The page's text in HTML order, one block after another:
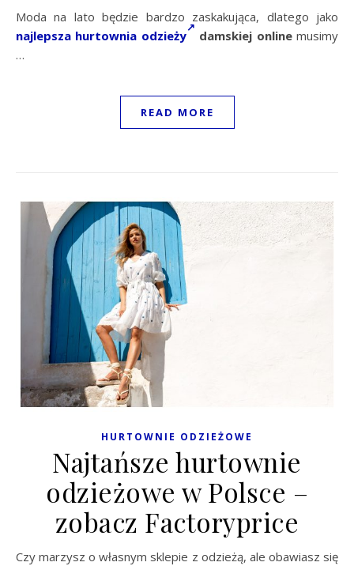
Moda na lato będzie bardzo zaskakująca, dlatego jako
najlepsza hurtownia odzieży
damskiej onlinemusimy
…
READ MORE
HURTOWNIE ODZIEŻOWE
Najtańsze hurtownie
odzieżowe w Polsce –
zobacz Factoryprice
Czy marzysz o własnym sklepie z odzieżą, ale obawiasz się